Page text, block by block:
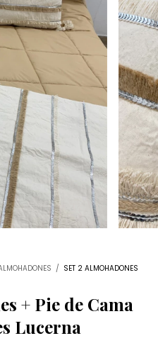
/ SET 2 ALMOHADONES
+ Pie de Cama
Lucerna